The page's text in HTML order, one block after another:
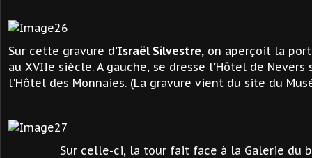
Sur cette gravure d'Israël Silvestre, on aperçoit la
au XVIIe siècle. A gauche, se dresse l'Hôtel de
l'Hôtel des Monnaies. (La gravure vient du site du
Sur celle-ci, la tour fait face à la Galerie du